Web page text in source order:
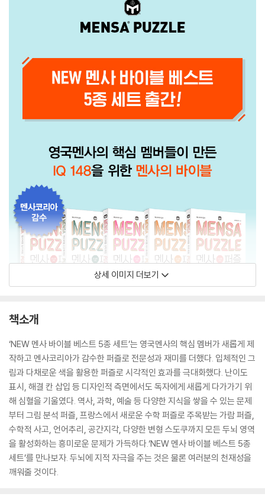
상세 이미지 더보기
책소개
‘NEW 멘사 바이블 베스트 5종 세트’는 영국멘사의 핵심 멤버가 새롭게 제
작하고 멘사코리아가 감수한 퍼즐로 전문성과 재미를 더했다. 입체적인 그
림과 다채로운 색을 활용한 퍼즐로 시각적인 효과를 극대화했다. 난이도
표시, 해결 칸 삽입 등 디자인적 측면에서도 독자에게 새롭게 다가가기 위
해 심혈을 기울였다. 역사, 과학, 예술 등 다양한 지식을 쌓을 수 있는 문제
부터 그림 분석 퍼즐, 프랑스에서 새로운 수학 퍼즐로 주목받는 가람 퍼즐,
수학적 사고, 언어추리, 공간지각, 다양한 변형 스도쿠까지 모든 두뇌 영역
을 활성화하는 흥미로운 문제가 가득하다.‘NEW 멘사 바이블 베스트 5종
세트’를 만나보자. 두뇌에 지적 자극을 주는 것은 물론 여러분의 천재성을
깨워줄 것이다.